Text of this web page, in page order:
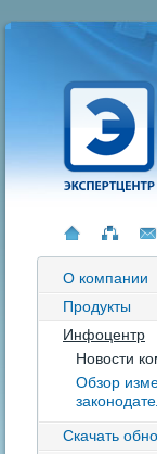
О компании
Продукты
Инфоцентр
Новости
Обзор
Скачать